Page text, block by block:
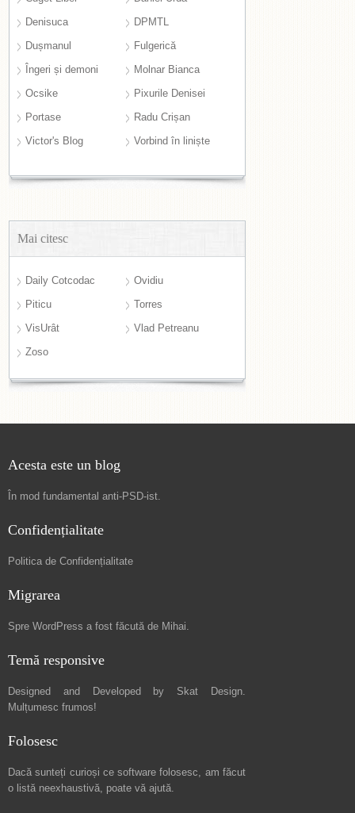
Denisuca
DPMTL
Dușmanul
Fulgerică
Îngeri și demoni
Molnar Bianca
Ocsike
Pixurile Denisei
Portase
Radu Crișan
Victor's Blog
Vorbind în liniște
Mai citesc
Daily Cotcodac
Ovidiu
Piticu
Torres
VisUrât
Vlad Petreanu
Zoso
Acesta este un blog
În mod fundamental anti-PSD-ist.
Confidențialitate
Politica de Confidențialitate
Migrarea
Spre WordPress a fost făcută de Mihai.
Temă responsive
Designed and Developed by Skat Design.
Mulțumesc frumos!
Folosesc
Dacă sunteți curioși ce software folosesc, am făcut
o listă neexhaustivă, poate vă ajută.